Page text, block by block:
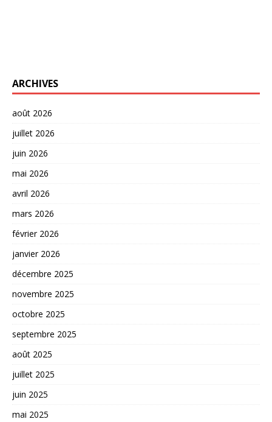
ARCHIVES
août 2026
juillet 2026
juin 2026
mai 2026
avril 2026
mars 2026
février 2026
janvier 2026
décembre 2025
novembre 2025
octobre 2025
septembre 2025
août 2025
juillet 2025
juin 2025
mai 2025